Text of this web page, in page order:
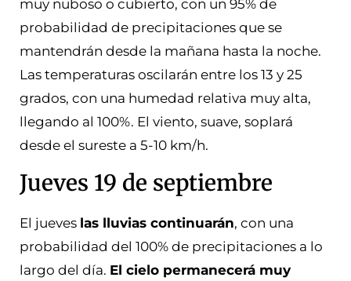
muy nuboso o cubierto, con un 95% de
probabilidad de precipitaciones que se
mantendrán desde la mañana hasta la noche.
Las temperaturas oscilarán entre los 13 y 25
grados, con una humedad relativa muy alta,
llegando al 100%. El viento, suave, soplará
desde el sureste a 5-10 km/h.
Jueves 19 de septiembre
El jueves las lluvias continuarán, con una
probabilidad del 100% de precipitaciones a lo
largo del día. El cielo permanecerá muy